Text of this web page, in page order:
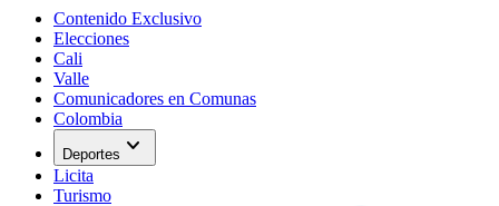
Contenido Exclusivo
Elecciones
Cali
Valle
Comunicadores en Comunas
Colombia
Deportes expand_more
Licita
Turismo